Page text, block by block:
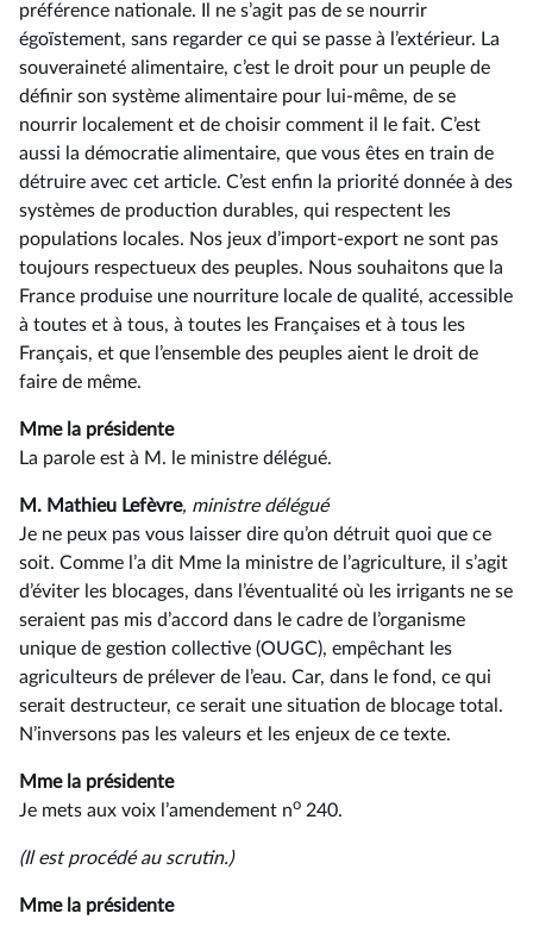
préférence nationale. Il ne s’agit pas de se nourrir
égoïstement, sans regarder ce qui se passe à l’extérieur. La
souveraineté alimentaire, c’est le droit pour un peuple de
définir son système alimentaire pour lui-même, de se
nourrir localement et de choisir comment il le fait. C’est
aussi la démocratie alimentaire, que vous êtes en train de
détruire avec cet article. C’est enfin la priorité donnée à des
systèmes de production durables, qui respectent les
populations locales. Nos jeux d’import-export ne sont pas
toujours respectueux des peuples. Nous souhaitons que la
France produise une nourriture locale de qualité, accessible
à toutes et à tous, à toutes les Françaises et à tous les
Français, et que l’ensemble des peuples aient le droit de
faire de même.
Mme la présidente
La parole est à M. le ministre délégué.
M. Mathieu Lefèvre, ministre délégué
Je ne peux pas vous laisser dire qu’on détruit quoi que ce
soit. Comme l’a dit Mme la ministre de l’agriculture, il s’agit
d’éviter les blocages, dans l’éventualité où les irrigants ne se
seraient pas mis d’accord dans le cadre de l’organisme
unique de gestion collective (OUGC), empêchant les
agriculteurs de prélever de l’eau. Car, dans le fond, ce qui
serait destructeur, ce serait une situation de blocage total.
N’inversons pas les valeurs et les enjeux de ce texte.
Mme la présidente
Je mets aux voix l’amendement no 240.
(Il est procédé au scrutin.)
Mme la présidente